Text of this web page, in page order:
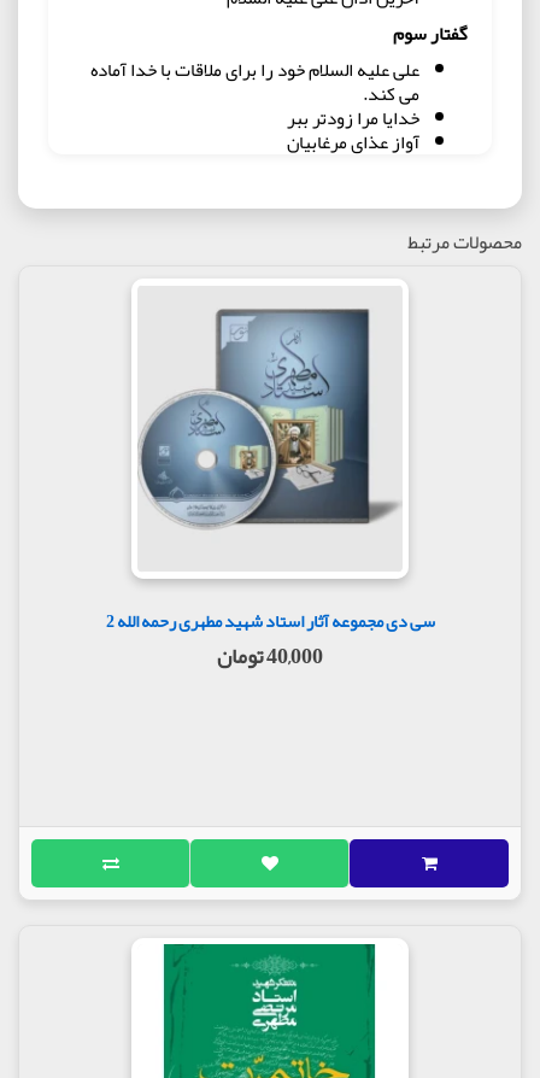
گفتار سوم
علی علیه السلام خود را برای ملاقات با خدا آماده
می کند.
خدایا مرا زودتر ببر
آواز عذای مرغابیان
وصیّت امام علی علیه السلام در بستر شهادت
گفتار چهارم
آرزوی چنین روزی را داشتم
گفتار پنجم
علی علیه السلام در آخرین ساعات عمر
طبیب کوفه بر بالین علی علیه السلام
سخنان ام کلثوم با قاتل علی علیه السلام
سفارشات علی علیه السلام نسبت به قاتل خود
کاسه شیر را برای ابن ملجم هم ببرید
آخرین موعظۀ علی علیه السلام
کابین خون
پس از من خوارج را نکشید
مظلومیّت علی علیه السلام
گفتار هفتم
دفن مخفیانۀ علی علیه السلام
روضه خوانی شبانۀ صعصعة سر قبر علی علیه
السلام
سخنان صعصعه بعد از ضربت خوردن علی علیه
السلام
گفتار نهم
نام علی علیه السلام ، قرین عدالت
دارمیّۀ حجونیّه علی علیه السلام را برای معاویه
توصیف می کند
عدی، علی علیه السلام را برای معاویه توصیف می
محصولات مرتبط
سی دی مجموعه آثار استاد شهید مطهری رحمه الله 2
40,000 تومان